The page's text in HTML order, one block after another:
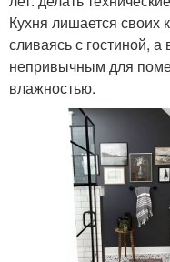
Кухня лишается своих
сливаясь с гостиной,
непривычным для
влажностью.